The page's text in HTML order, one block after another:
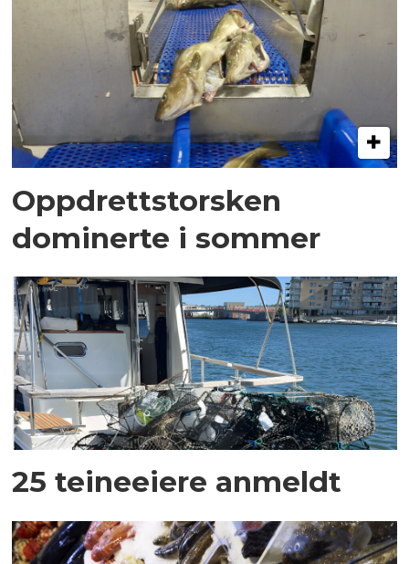
Oppdrettstorsken
dominerte i sommer
25 teineeiere anmeldt